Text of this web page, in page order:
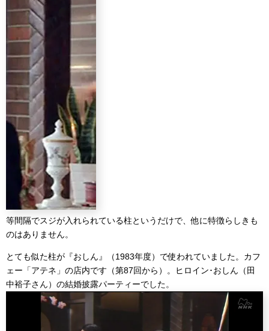
等間隔でスジが入れられている柱というだけで、他に特徴らしきも
のはありません。
とても似た柱が『おしん』（1983年度）で使われていました。カフ
ェー「アテネ」の店内です（第87回から）。ヒロイン･おしん（田
中裕子さん）の結婚披露パーティーでした。